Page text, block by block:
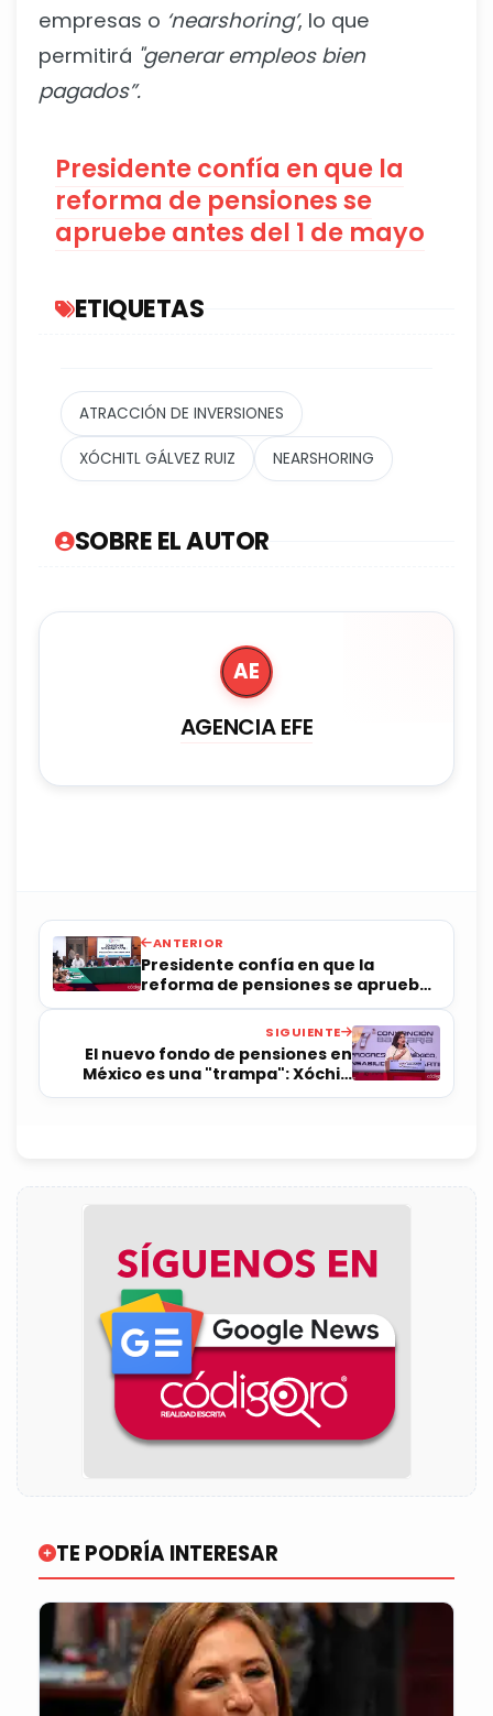
empresas o ‘nearshoring’, lo que
permitirá "generar empleos bien
pagados”.
Presidente confía en que la
reforma de pensiones se
apruebe antes del 1 de mayo
ETIQUETAS
ATRACCIÓN DE INVERSIONES
XÓCHITL GÁLVEZ RUIZ NEARSHORING
SOBRE EL AUTOR
AE
AGENCIA EFE
ANTERIOR
Presidente confía en que la
reforma de pensiones se apruebe
antes del 1 de mayo
SIGUIENTE
El nuevo fondo de pensiones en
México es una "trampa": Xóchitl
Gálvez
TE PODRÍA INTERESAR